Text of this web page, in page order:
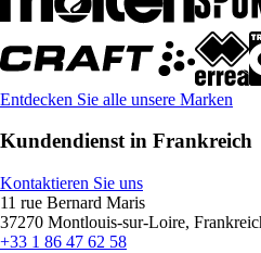
Entdecken Sie alle unsere Marken
Kundendienst in Frankreich
Kontaktieren Sie uns
11 rue Bernard Maris
37270 Montlouis-sur-Loire,
+33 1 86 47 62 58